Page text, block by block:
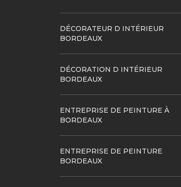
DÉCORATEUR D INTÉRIEUR
BORDEAUX
DÉCORATION D INTÉRIEUR
BORDEAUX
ENTREPRISE DE PEINTURE À
BORDEAUX
ENTREPRISE DE PEINTURE
BORDEAUX